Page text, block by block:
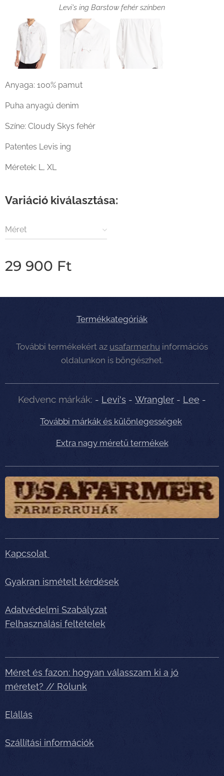
Levi's ing Barstow fehér színben
Levi's ing Barstow fehér színben háta
Anyaga: 100% pamut
Puha anyagú denim
Színe: Cloudy Skys fehér
Patentes Levis ing
Méretek: L, XL
Variáció kiválasztása:
Méret
29 900 Ft
Termékkategóriák
További termékekért az usafarmer.hu információs
oldalunkon is böngészhet.
Kedvenc márkák: - Levi's - Wrangler - Lee -
További márkák és különlegességek
Extra nagy méretű termékek
Kapcsolat
Gyakran ismételt kérdések
Adatvédelmi Szabályzat
Felhasználási feltételek
Méret és fazon: hogyan válasszam ki a jó
méretet? // Rólunk
Elállás
Szállítási információk